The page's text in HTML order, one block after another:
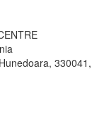
330041,